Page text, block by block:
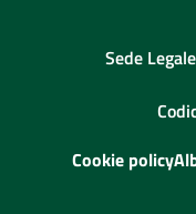
Sede
Cookie policy